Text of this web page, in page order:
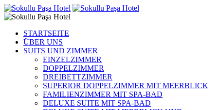
STARTSEITE
ÜBER UNS
SUITS UND ZIMMER
EINZELZIMMER
DOPPELZIMMER
DREIBETTZIMMER
SUPERIOR DOPPELZIMMER MIT MEERBLICK
FAMILIENZIMMER MIT SPA-BAD
DELUXE SUITE MIT SPA-BAD